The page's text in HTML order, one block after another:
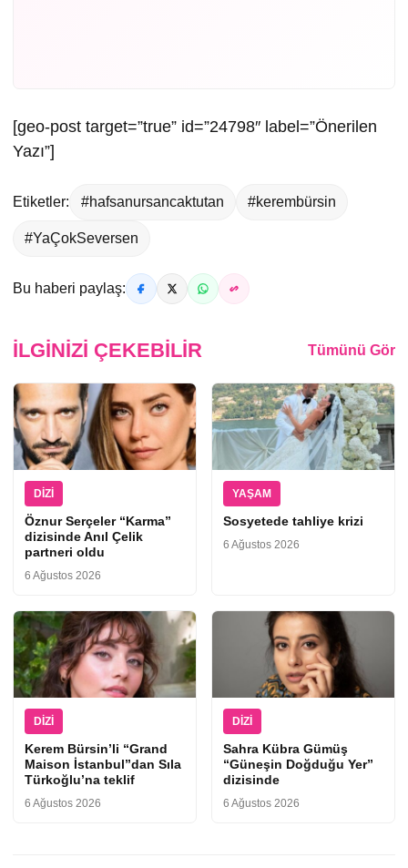
[geo-post target=”true” id=”24798″ label=”Önerilen
Yazı”]
Etiketler: #hafsanursancaktutan #kerembürsin
#YaÇokSeversen
Bu haberi paylaş:
İLGINIZI ÇEKEBILIR Tümünü Gör
DIZI
Öznur Serçeler “Karma”
dizisinde Anıl Çelik
partneri oldu
6 Ağustos 2026
YAŞAM
Sosyetede tahliye krizi
6 Ağustos 2026
DIZI
Kerem Bürsin’li “Grand
Maison İstanbul”dan Sıla
Türkoğlu’na teklif
6 Ağustos 2026
DIZI
Sahra Kübra Gümüş
“Güneşin Doğduğu Yer”
dizisinde
6 Ağustos 2026